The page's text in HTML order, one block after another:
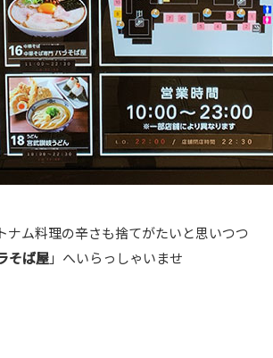
ム料理の辛さも捨てがたいと思いつつ
そば屋」へいらっしゃいませ